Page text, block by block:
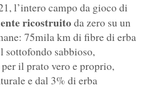
l’intero campo da gioco di
ricostruitoda zero su un
75mila km di fibre di erba
sottofondo sabbioso,
il prato vero e proprio,
e dal 3% di erba